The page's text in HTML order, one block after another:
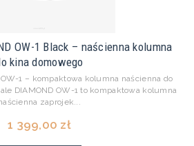
OW-1 Black – naścienna kolumna
kina domowego
1 – kompaktowa kolumna naścienna do
DIAMOND OW-1 to kompaktowa kolumna
zaprojek...
1 399,00 zł